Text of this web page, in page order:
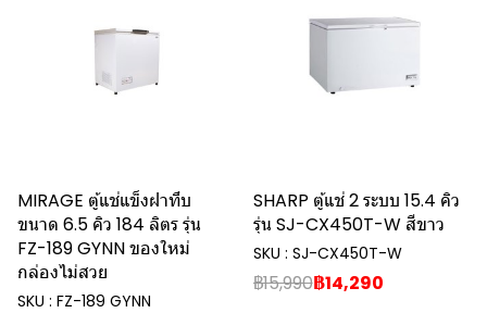
MIRAGE ตู้แช่แข็งฝาทึบ
ขนาด 6.5 คิว 184 ลิตร รุ่น
FZ-189 GYNN ของใหม่
กล่องไม่สวย
SKU : FZ-189 GYNN
SHARP ตู้แช่ 2 ระบบ 15.4 คิว
รุ่น SJ-CX450T-W สีขาว
SKU : SJ-CX450T-W
฿15,990฿14,290